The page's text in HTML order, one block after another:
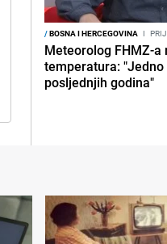
/BOSNA I HERCEGOVINA I
Meteorolog FHMZ-a
temperatura:
posljednjih godina"